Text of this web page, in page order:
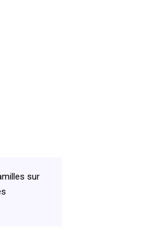
sur